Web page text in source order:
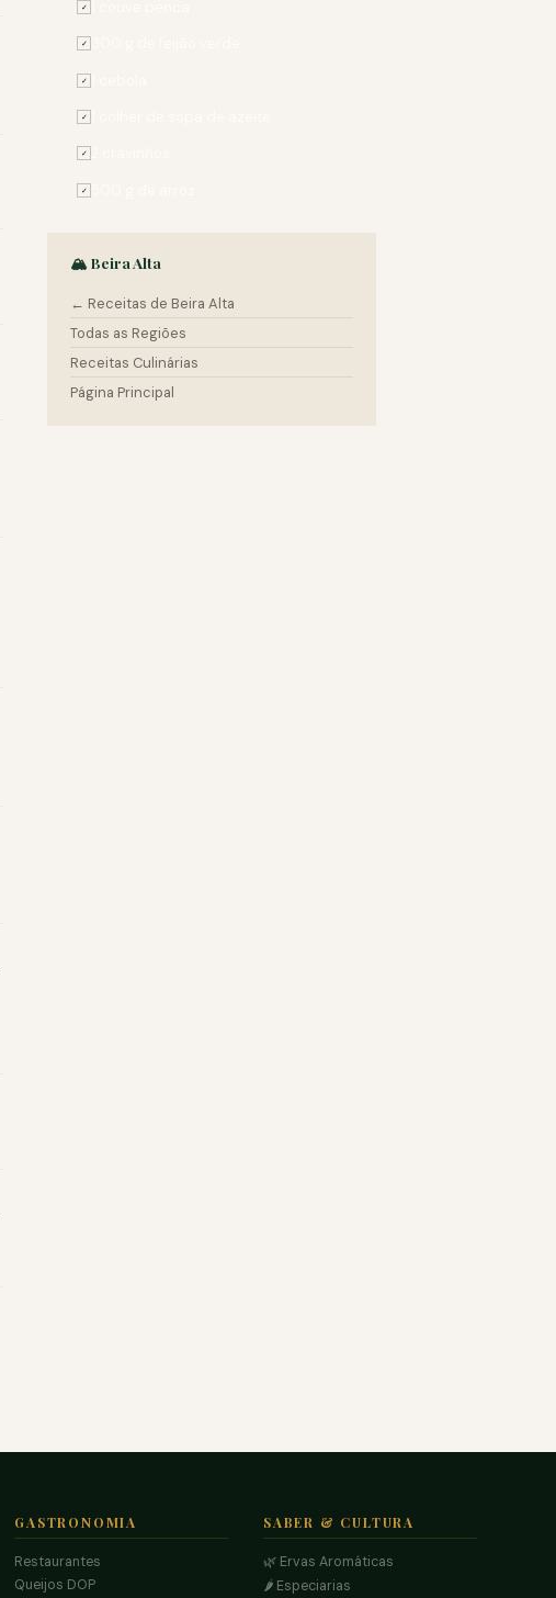
✓
✓
✓
✓
✓
✓
🏔️ Beira Alta
← Receitas de Beira Alta
Todas as Regiões
Receitas Culinárias
Página Principal
GASTRONOMIA
Restaurantes
Queijos DOP
SABER & CULTURA
🌿 Ervas Aromáticas
🌶️ Especiarias